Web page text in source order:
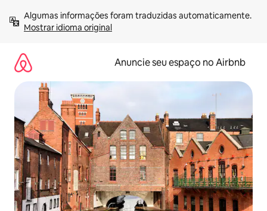
para
Mostrar idioma original
Anuncie seu espaço no Airbnb